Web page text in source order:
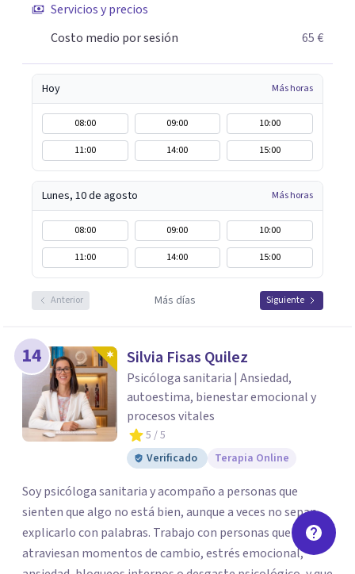
Servicios y precios
Costo medio por sesión
65 €
Hoy Más horas
08:00 09:00
10:00
11:00
14:00 15:00
Lunes, 10 de agosto Más horas
08:00 09:00
10:00
11:00
14:00 15:00
Anterior Más días Siguiente
14 Silvia Fisas Quilez
Psicóloga sanitaria | Ansiedad,
autoestima, bienestar emocional y
procesos vitales
5 / 5
Verificado
Terapia Online
Soy psicóloga sanitaria y acompaño a personas que
sienten que algo no está bien, aunque a veces no sepan
explicarlo con palabras. Trabajo con personas que
atraviesan momentos de cambio, estrés emocional,